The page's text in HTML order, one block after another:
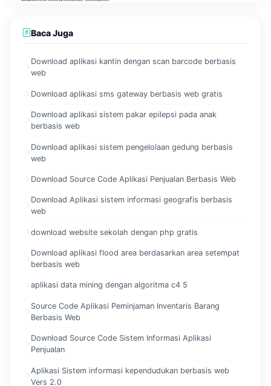
Baca Juga
Download aplikasi kantin dengan scan barcode berbasis
web
Download aplikasi sms gateway berbasis web gratis
Download aplikasi sistem pakar epilepsi pada anak
berbasis web
Download aplikasi sistem pengelolaan gedung berbasis
web
Download Source Code Aplikasi Penjualan Berbasis Web
Download Aplikasi sistem informasi geografis berbasis
web
download website sekolah dengan php gratis
Download aplikasi flood area berdasarkan area setempat
berbasis web
aplikasi data mining dengan algoritma c4 5
Source Code Aplikasi Peminjaman Inventaris Barang
Berbasis Web
Download Source Code Sistem Informasi Aplikasi
Penjualan
Aplikasi Sistem informasi kependudukan berbasis web
Vers 2.0